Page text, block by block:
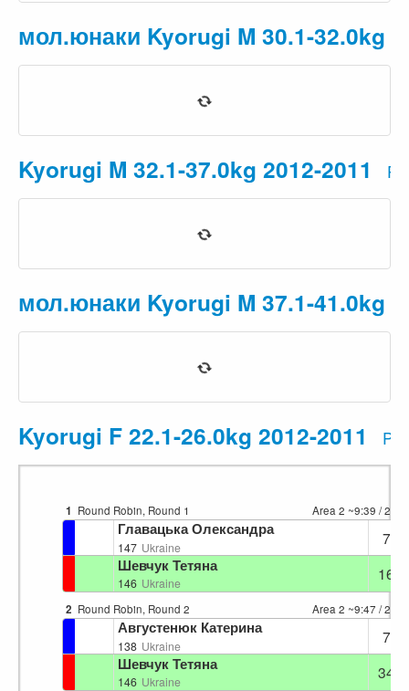
мол.юнаки Kyorugi M 30.1-32.0kg
Kyorugi M 32.1-37.0kg 2012-2011
мол.юнаки Kyorugi M 37.1-41.0kg
Kyorugi F 22.1-26.0kg 2012-2011
1 Round Robin, Round 1 Area 2 ~9:39 / 208
Главацька Олександра
147 Ukraine
7
Шевчук Тетяна
146 Ukraine 16
2 Round Robin, Round 2 Area 2 ~9:47 / 213
Августенюк Катерина
138 Ukraine
7
Шевчук Тетяна
146 Ukraine 34